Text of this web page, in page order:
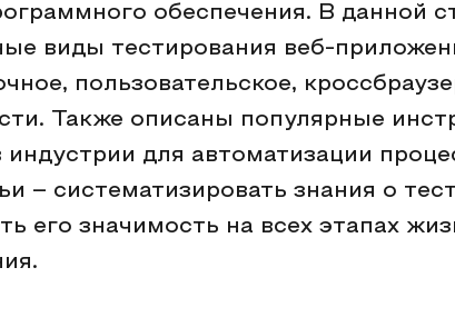
обеспечения. В данной
виды тестирования веб-
пользовательское,
Также описаны популярные
для автоматизации
– систематизировать знания о
его значимость на всех этапах